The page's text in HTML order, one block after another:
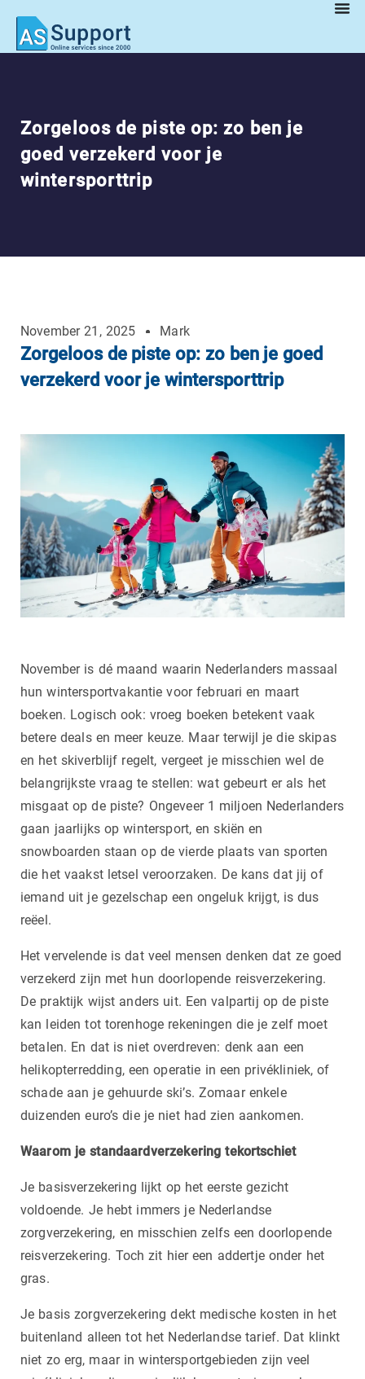
Zorgeloos de piste op: zo ben je
goed verzekerd voor je
wintersporttrip
November 21, 2025 Mark
Zorgeloos de piste op: zo ben je goed
verzekerd voor je wintersporttrip
November is dé maand waarin Nederlanders massaal
hun wintersportvakantie voor februari en maart
boeken. Logisch ook: vroeg boeken betekent vaak
betere deals en meer keuze. Maar terwijl je die skipas
en het skiverblijf regelt, vergeet je misschien wel de
belangrijkste vraag te stellen: wat gebeurt er als het
misgaat op de piste? Ongeveer 1 miljoen Nederlanders
gaan jaarlijks op wintersport, en skiën en
snowboarden staan op de vierde plaats van sporten
die het vaakst letsel veroorzaken. De kans dat jij of
iemand uit je gezelschap een ongeluk krijgt, is dus
reëel.
Het vervelende is dat veel mensen denken dat ze goed
verzekerd zijn met hun doorlopende reisverzekering.
De praktijk wijst anders uit. Een valpartij op de piste
kan leiden tot torenhoge rekeningen die je zelf moet
betalen. En dat is niet overdreven: denk aan een
helikopterredding, een operatie in een privékliniek, of
schade aan je gehuurde ski’s. Zomaar enkele
duizenden euro’s die je niet had zien aankomen.
Waarom je standaardverzekering tekortschiet
Je basisverzekering lijkt op het eerste gezicht
voldoende. Je hebt immers je Nederlandse
zorgverzekering, en misschien zelfs een doorlopende
reisverzekering. Toch zit hier een addertje onder het
gras.
Je basis zorgverzekering dekt medische kosten in het
buitenland alleen tot het Nederlandse tarief. Dat klinkt
niet zo erg, maar in wintersportgebieden zijn veel